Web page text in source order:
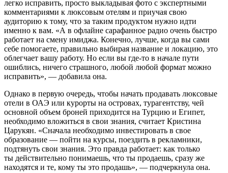
легко исправить, просто выкладывая фото с экспертными
комментариями к люксовым отелям и приучая свою
аудиторию к тому, что за таким продуктом нужно идти
именно к вам. «А в офлайне сарафанное радио очень быстро
работает на смену имиджа. Конечно, лучше, когда вы сами
себе помогаете, правильно выбирая название и локацию, это
облегчает вашу работу. Но если вы где-то в начале пути
ошиблись, ничего страшного, любой любой формат можно
исправить», — добавила она.
Однако в первую очередь, чтобы начать продавать люксовые
отели в ОАЭ или курорты на островах, турагентству, чей
основной объем броней приходится на Турцию и Египет,
необходимо вложиться в свои знания, считает Кристина
Царукян. «Сначала необходимо инвестировать в свое
образование — пойти на курсы, поездить в рекламники,
подтянуть свои знания. Это правда работает: как только
ты действительно понимаешь, что ты продаешь, сразу же
находятся и те, кому ты это продашь», — подчеркнула она.